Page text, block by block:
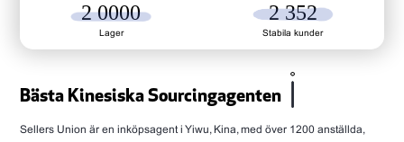
2 0000
Lager
2 352
Stabila kunder
Bästa Kinesiska Sourcingagenten
Sellers Union är en inköpsagent i Yiwu, Kina, med över 1200 anställda,